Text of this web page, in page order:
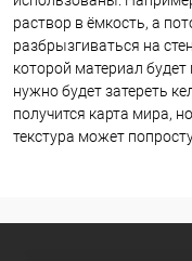
раствор в ёмкость, а
разбрызгиваться на
которой материал будет
нужно будет затереть
получится карта мира,
текстура может